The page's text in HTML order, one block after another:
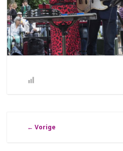
← Vorige